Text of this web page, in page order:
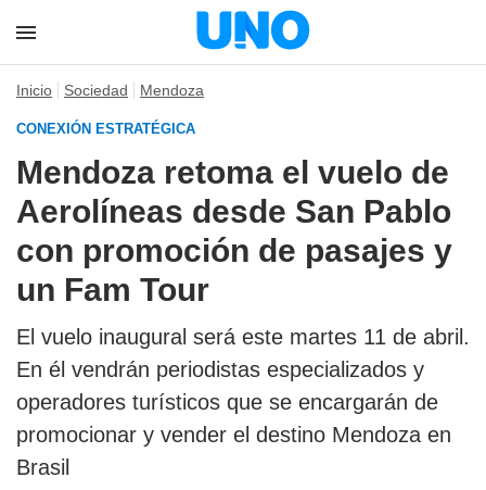
Inicio Sociedad Mendoza
CONEXIÓN ESTRATÉGICA
Mendoza retoma el vuelo de
Aerolíneas desde San Pablo
con promoción de pasajes y
un Fam Tour
El vuelo inaugural será este martes 11 de abril.
En él vendrán periodistas especializados y
operadores turísticos que se encargarán de
promocionar y vender el destino Mendoza en
Brasil